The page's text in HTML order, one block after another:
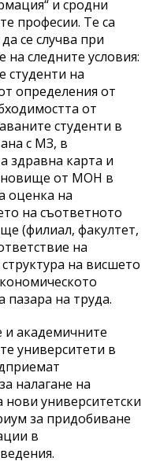
и сродни
професии. Те са
се случва при
следните условия:
студенти на
определения от
от
студенти в
с МЗ, в
здравна карта и
от МОН в
оценка на
на съответното
(филиал, факултет,
на
на висшето
пазара на труда.
и академичните
университети в
налагане на
университетски
за придобиване
в